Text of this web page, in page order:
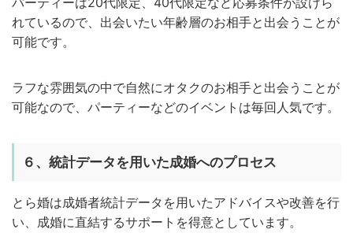
れているので、出会いたい年齢層のお相手と出会うことが
可能です。
ラフな雰囲気の中で自然にオタクのお相手と出会うことが
可能なので、パーティーなどのイベントは毎回人気です。
６、統計データを用いた成婚へのプロセス
とら婚は成婚者統計データを用いたアドバイスや改善を行
い、成婚に直結するサポートを得意としています。